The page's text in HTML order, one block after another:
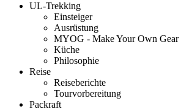
UL-Trekking
Einsteiger
Ausrüstung
MYOG - Make Your Own Gear
Küche
Philosophie
Reise
Reiseberichte
Tourvorbereitung
Packraft